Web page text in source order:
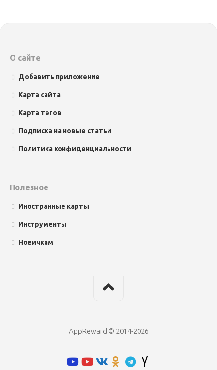
О сайте
Добавить приложение
Карта сайта
Карта тегов
Подписка на новые статьи
Политика конфиденциальности
Полезное
Иностранные карты
Инструменты
Новичкам
AppReward © 2014-2026